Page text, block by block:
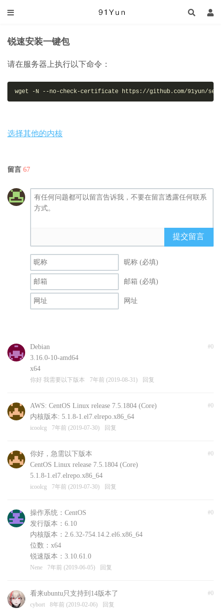
锐速安装一键包
请在服务器上执行以下命令：
wget -N --no-check-certificate https://github.com/91yun/
选择其他的内核
留言 67
提交留言
昵称 (必填)
邮箱 (必填)
网址
#0
Debian
3.16.0-10-amd64
x64
你好 我需要以下版本 7年前 (2019-08-31) 回复
#0
AWS: CentOS Linux release 7.5.1804 (Core)
内核版本: 5.1.8-1.el7.elrepo.x86_64
icoolcg 7年前 (2019-07-30) 回复
#0
你好，急需以下版本
CentOS Linux release 7.5.1804 (Core)
5.1.8-1.el7.elrepo.x86_64
icoolcg 7年前 (2019-07-30) 回复
#0
操作系统：CentOS
发行版本：6.10
内核版本：2.6.32-754.14.2.el6.x86_64
位数：x64
锐速版本：3.10.61.0
Nene 7年前 (2019-06-05) 回复
#0
看来ubuntu只支持到14版本了
cybort 8年前 (2019-02-06) 回复